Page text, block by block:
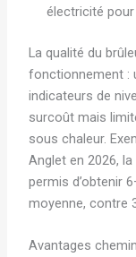
électricité pour
La qualité du
fonctionnement :
indicateurs de
surcoût mais
sous chaleur.
Anglet en 2026,
permis d’obtenir
moyenne, contre
Avantages